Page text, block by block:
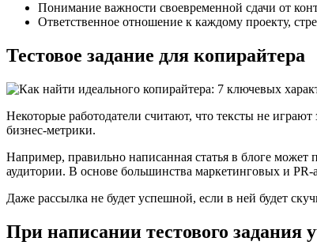
Понимание важности своевременной сдачи от
Ответственное отношение к каждому проекту,
Тестовое задание для копирайтера
Некоторые работодатели считают, что тексты не
бизнес-метрики.
Например, правильно написанная статья в блоге может
аудитории. В основе большинства маркетинговых и
Даже рассылка не будет успешной, если в ней будет
При написании тестового